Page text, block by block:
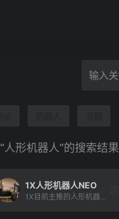
“人形机器人”的搜索结果
1X人形机器人NEO
1X目前主推的人形机器人NEOBeta于今年8月发布，是专为家庭设计的原型机。然而，在发布时，这个[…]